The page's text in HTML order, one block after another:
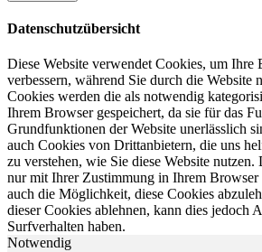
Datenschutzübersicht
Diese Website verwendet Cookies, um Ihre
verbessern, während Sie durch die Website
Cookies werden die als notwendig
Ihrem Browser gespeichert, da sie für das
Grundfunktionen der Website unerlässlich
auch Cookies von Drittanbietern, die uns
zu verstehen, wie Sie diese Website nutzen.
nur mit Ihrer Zustimmung in Ihrem Browser
auch die Möglichkeit, diese Cookies
dieser Cookies ablehnen, kann dies jedoch
Surfverhalten haben.
Notwendig